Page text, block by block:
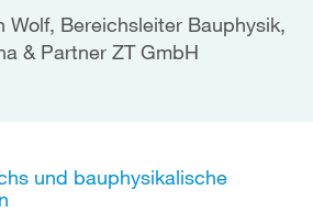
Wolf, Bereichsleiter Bauphysik,
& Partner ZT GmbH
und bauphysikalische